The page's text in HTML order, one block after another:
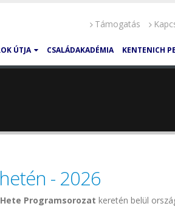
Támogatás
ÚTJA CSALÁDAKADÉMIA KENTENICH
- 2026
Programsorozat keretén belül